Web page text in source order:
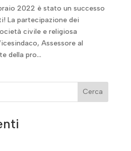
2022 è stato un successo
La partecipazione dei
civile e religiosa
Assessore al
della pro...
Cerca